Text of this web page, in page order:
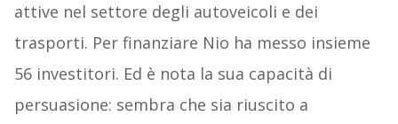
attive nel settore degli autoveicoli e dei
trasporti. Per finanziare Nio ha messo insieme
56 investitori. Ed è nota la sua capacità di
persuasione: sembra che sia riuscito a